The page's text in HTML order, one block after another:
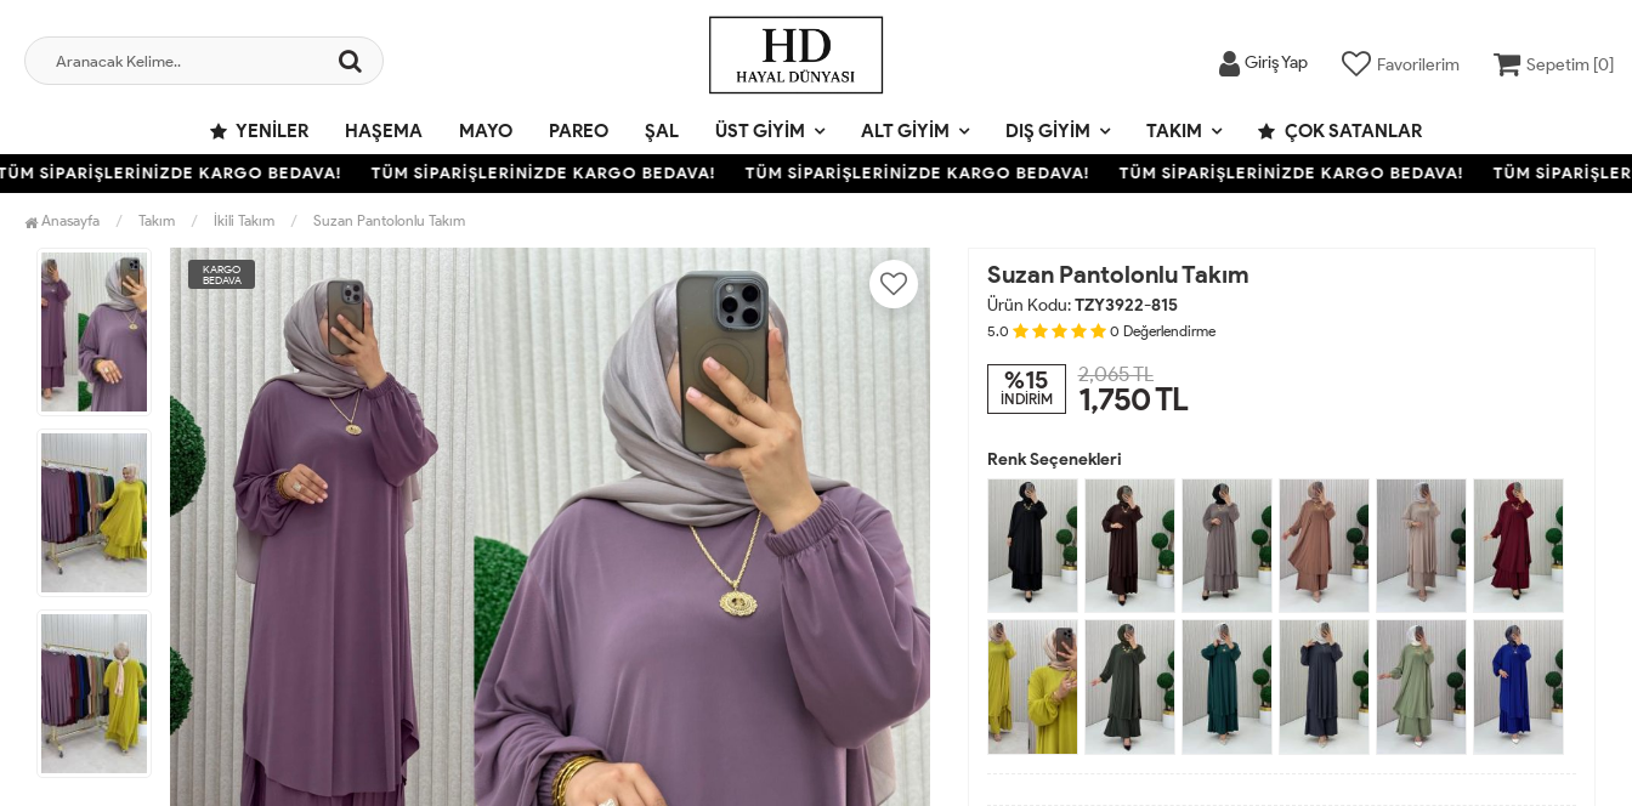
Giriş Yap Favorilerim Sepetim [0]
YENILER HAŞEMA MAYO PAREO ŞAL ÜST GIYIM ALT GIYIM DIŞ GIYIM TAKIM ÇOK SATANLAR
SİPARİŞLERİNİZDE KARGO BEDAVA! TÜM SİPARİŞLERİNİZDE KARGO BEDAVA! TÜM SİPARİŞLERİNİZDE KARGO BEDAVA! TÜM SİPARİŞLERİNİZDE KARGO BEDAVA! TÜM
Anasayfa Takım İkili Takım Suzan Pantolonlu Takım
KARGO
BEDAVA
Suzan Pantolonlu Takım
Ürün Kodu:TZY3922-815
5.0 0 Değerlendirme
%15
İNDİRİM
2,065 TL
1,750TL
Renk Seçenekleri